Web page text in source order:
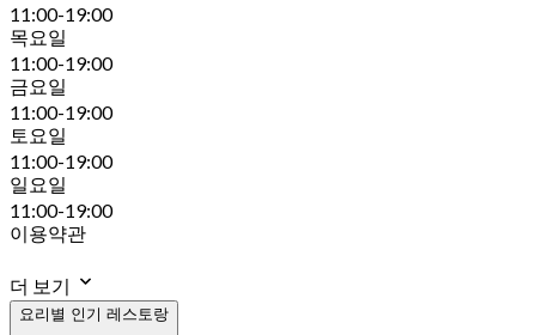
11:00-19:00
목요일
11:00-19:00
금요일
11:00-19:00
토요일
11:00-19:00
일요일
11:00-19:00
이용약관
더 보기
요리별 인기 레스토랑